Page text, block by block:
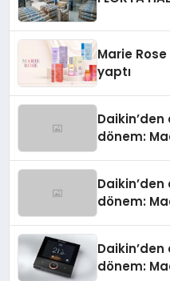
Marie
yaptı
dönem:
dönem:
dönem: